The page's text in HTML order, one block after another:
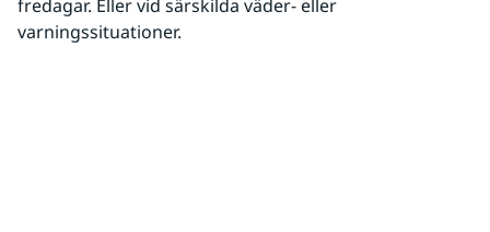
fredagar. Eller vid särskilda väder- eller
varningssituationer.